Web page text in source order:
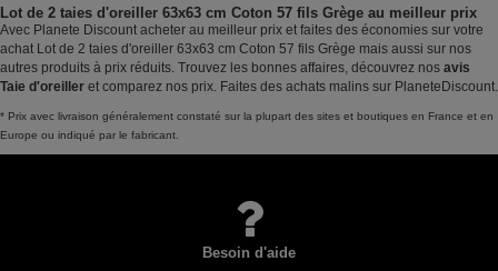
Lot de 2 taies d'oreiller 63x63 cm Coton 57 fils Grège au meilleur prix
Avec Planete Discount acheter au meilleur prix et faites des économies sur votre
achat Lot de 2 taies d'oreiller 63x63 cm Coton 57 fils Grège mais aussi sur nos
autres produits à prix réduits. Trouvez les bonnes affaires, découvrez nos avis
Taie d'oreiller et comparez nos prix. Faites des achats malins sur PlaneteDiscount.
* Prix avec livraison généralement constaté sur la plupart des sites et boutiques en France et en
Europe ou indiqué par le fabricant.
Besoin d'aide